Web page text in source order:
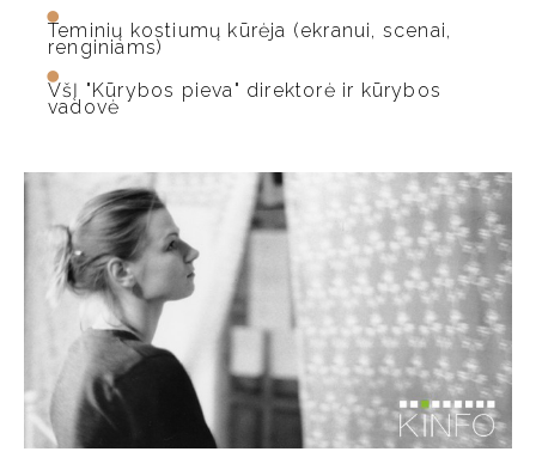
Teminių kostiumų kūrėja (ekranui, scenai,
renginiams)
VšĮ "Kūrybos pieva" direktorė ir kūrybos
vadovė